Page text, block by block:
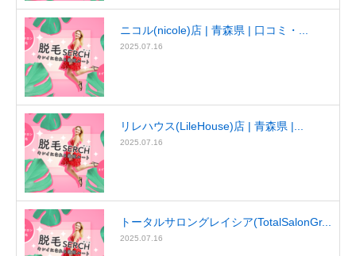
ニコル(nicole)店 | 青森県 | 口コミ・...
2025.07.16
リレハウス(LileHouse)店 | 青森県 |...
2025.07.16
トータルサロングレイシア(TotalSalonGr...
2025.07.16